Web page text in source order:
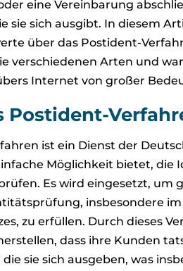
eine Vereinbarung
sie sich ausgibt. In diesem
über das Postident-
verschiedenen Arten und
Internet von großer
Postident-
ist ein Dienst der
Möglichkeit bietet, die
Es wird eingesetzt, um
insbesondere
zu erfüllen. Durch dieses
dass ihre Kunden
sie sich ausgeben, was